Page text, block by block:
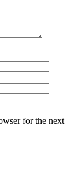
for the next